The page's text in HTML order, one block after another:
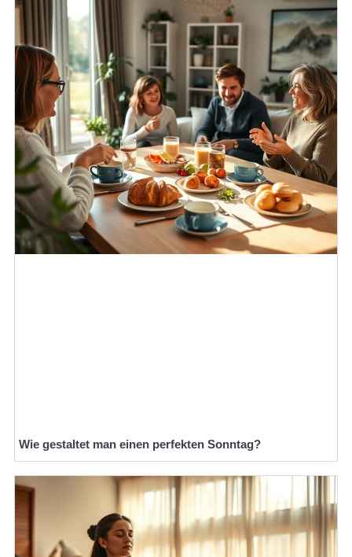
Wie gestaltet man einen perfekten Sonntag?